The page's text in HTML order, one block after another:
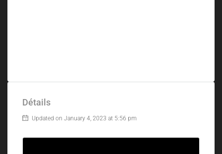
Détails
Updated on January 4, 2023 at 5:56 pm